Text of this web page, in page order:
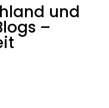
und
–